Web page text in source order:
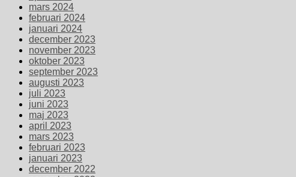
mars 2024
februari 2024
januari 2024
december 2023
november 2023
oktober 2023
september 2023
augusti 2023
juli 2023
juni 2023
maj 2023
april 2023
mars 2023
februari 2023
januari 2023
december 2022